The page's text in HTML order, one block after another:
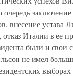
очередь
внесение устава
Италии в ее
были и свои
не имел
выборах